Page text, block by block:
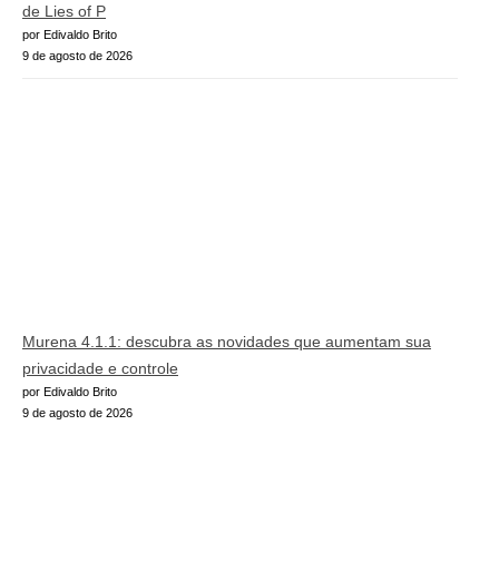
de Lies of P
por Edivaldo Brito
9 de agosto de 2026
Murena 4.1.1: descubra as novidades que aumentam sua
privacidade e controle
por Edivaldo Brito
9 de agosto de 2026